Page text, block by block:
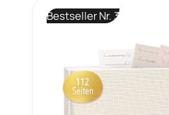
Bestseller Nr. 3